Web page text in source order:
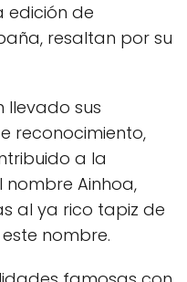
de
resaltan por su
llevado sus
reconocimiento,
a la
Ainhoa,
al ya rico tapiz de
nombre.